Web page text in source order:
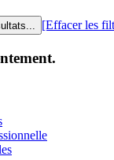
[Effacer les